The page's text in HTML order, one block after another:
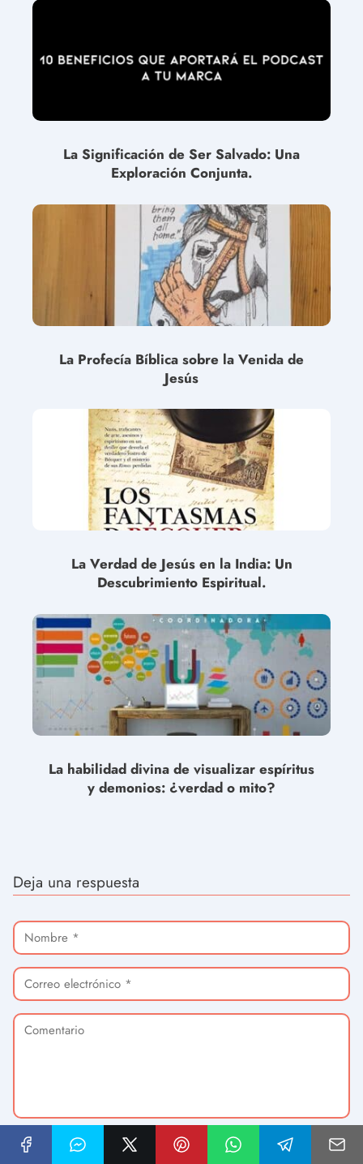
La Significación de Ser Salvado: Una
Exploración Conjunta.
La Profecía Bíblica sobre la Venida de
Jesús
La Verdad de Jesús en la India: Un
Descubrimiento Espiritual.
La habilidad divina de visualizar espíritus
y demonios: ¿verdad o mito?
Deja una respuesta